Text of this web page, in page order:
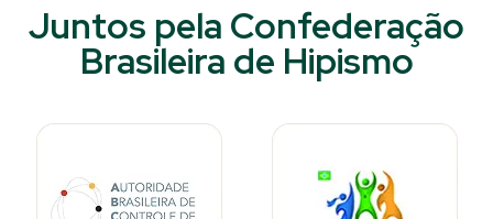
Juntos pela Confederação
Brasileira de Hipismo